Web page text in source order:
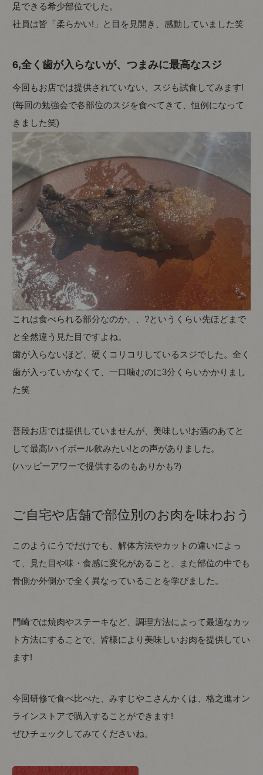
足できる希少部位でした。
社員は皆「柔らかい!」と目を見開き、感動していました笑
6,全く歯が入らないが、つまみに最高なスジ
今回もお店では提供されていない、スジも試食してみます!
(毎回の勉強会で各部位のスジを食べてきて、恒例になって
きました笑)
これは食べられる部分なのか、、?というくらい先ほどまで
と全然違う見た目ですよね。
歯が入らないほど、硬くコリコリしているスジでした。全く
歯が入っていかなくて、一口噛むのに3分くらいかかりまし
た笑
普段お店では提供していませんが、美味しい!お酒のあてと
して最高!ハイボール飲みたい!との声がありました。
(ハッピーアワーで提供するのもありかも?)
ご自宅や店舗で部位別のお肉を味わおう
このようにうでだけでも、解体方法やカットの違いによっ
て、見た目や味・食感に変化があること、また部位の中でも
骨側か外側かで全く異なっていることを学びました。
門崎では焼肉やステーキなど、調理方法によって最適なカッ
ト方法にすることで、皆様により美味しいお肉を提供してい
ます!
今回研修で食べ比べた、みすじやこさんかくは、格之進オン
ラインストアで購入することができます!
ぜひチェックしてみてくださいね。